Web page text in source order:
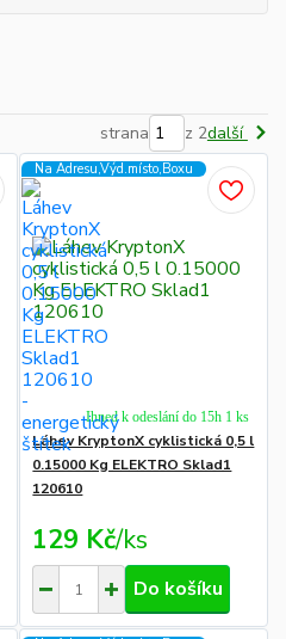
strana z 2další
Na Adresu,Výd.místo,Boxu
Láhev KryptonX cyklistická 0,5 l
0.15000 Kg ELEKTRO Sklad1
120610
129 Kč/ks
Ihned k odeslání do 15h 1 ks
Do košíku